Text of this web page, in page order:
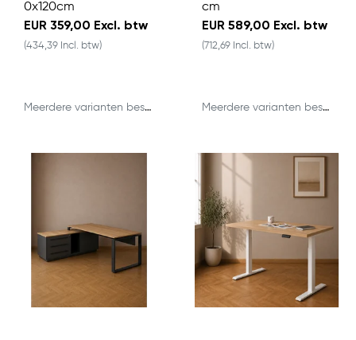
0x120cm
EUR 359,00 Excl. btw
(434,39 Incl. btw)
Meerdere varianten beschikbaar
cm
EUR 589,00 Excl. btw
(712,69 Incl. btw)
Meerdere varianten beschikbaar